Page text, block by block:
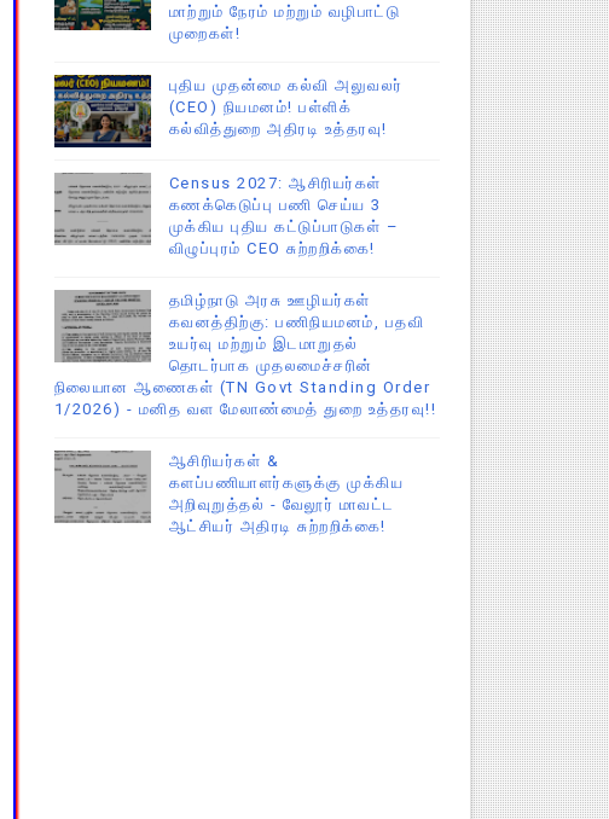
மாற்றும் நேரம் மற்றும் வழிபாட்டு
முறைகள்!
புதிய முதன்மை கல்வி அலுவலர்
(CEO) நியமனம்! பள்ளிக்
கல்வித்துறை அதிரடி உத்தரவு!
Census 2027: ஆசிரியர்கள்
கணக்கெடுப்பு பணி செய்ய 3
முக்கிய புதிய கட்டுப்பாடுகள் –
விழுப்புரம் CEO சுற்றறிக்கை!
தமிழ்நாடு அரசு ஊழியர்கள்
கவனத்திற்கு: பணிநியமனம், பதவி
உயர்வு மற்றும் இடமாறுதல்
தொடர்பாக முதலமைச்சரின்
நிலையான ஆணைகள் (TN Govt Standing Order
1/2026) - மனித வள மேலாண்மைத் துறை உத்தரவு!!
ஆசிரியர்கள் &
களப்பணியாளர்களுக்கு முக்கிய
அறிவுறுத்தல் - வேலூர் மாவட்ட
ஆட்சியர் அதிரடி சுற்றறிக்கை!